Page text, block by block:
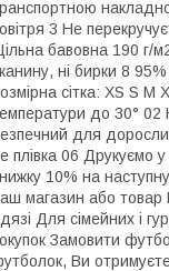
3 Не
бавовна 190 г/
ні бирки 8
сітка: XS S
до 30° 02
для
плівка 06 Друкуємо
10% на
магазин або
Для сімейних і
Замовити
Ви